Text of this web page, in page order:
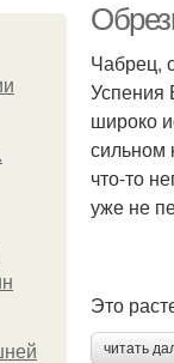
Чабрец,
Успения
широко
сильном
что-то
уже не
Это
читать